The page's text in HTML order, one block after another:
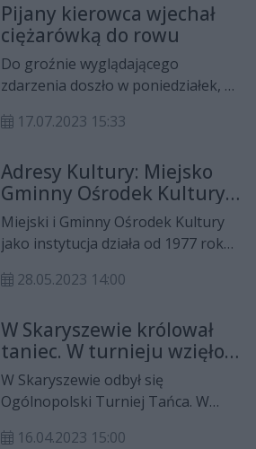
przez koła gospodyń wiejskich.
Pijany kierowca wjechał
ciężarówką do rowu
Do groźnie wyglądającego
zdarzenia doszło w poniedziałek, 17
Koracz w gminie Skaryszew.
drodze, kierowca był pod wpływem
alkoholu.
17.07.2023 15:33
Adresy Kultury: Miejsko
Gminny Ośrodek Kultury
w Skaryszewie
Miejski i Gminny Ośrodek Kultury
jako instytucja działa od 1977 roku,
działalności kulturalnej w
28.05.2023 14:00
W Skaryszewie królował
taniec. W turnieju wzięło
udział 400 zawodników
W Skaryszewie odbył się
Ogólnopolski Turniej Tańca. W
tancerzy i tancerek. Byli zawodnicy
16.04.2023 15:00